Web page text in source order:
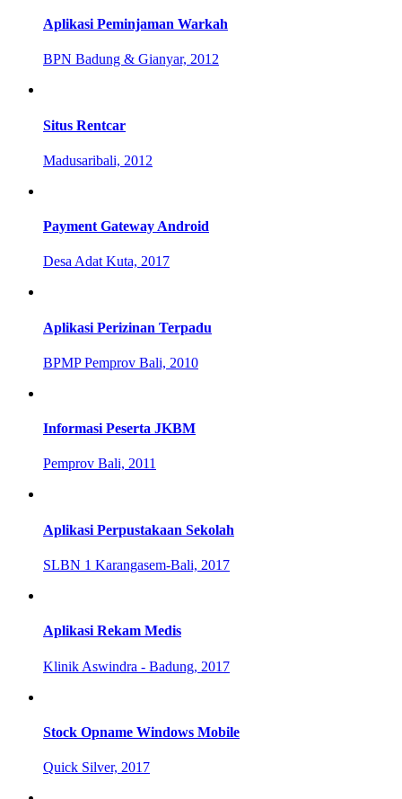
Aplikasi Peminjaman Warkah
BPN Badung & Gianyar, 2012
Situs Rentcar
Madusaribali, 2012
Payment Gateway Android
Desa Adat Kuta, 2017
Aplikasi Perizinan Terpadu
BPMP Pemprov Bali, 2010
Informasi Peserta JKBM
Pemprov Bali, 2011
Aplikasi Perpustakaan Sekolah
SLBN 1 Karangasem-Bali, 2017
Aplikasi Rekam Medis
Klinik Aswindra - Badung, 2017
Stock Opname Windows Mobile
Quick Silver, 2017